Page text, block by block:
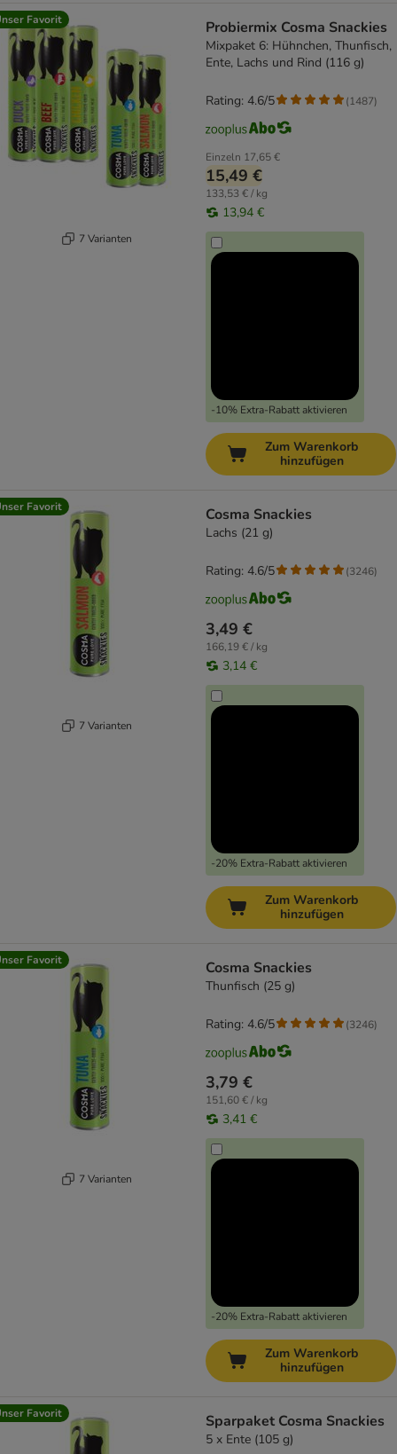
Favorit
7 Varianten
Probiermix Cosma Snackies
Mixpaket 6: Hühnchen, Thunfisch,
Ente, Lachs und Rind (116 g)
Einzeln 17,65 €
15,49 €
133,53 € / kg
13,94 €
-10% Extra-Rabatt aktivieren
Rating: 4.6/5 (1487)
Zum Warenkorb
hinzufügen
Favorit
7 Varianten
Cosma Snackies
Lachs (21 g)
3,49 €
166,19 € / kg
3,14 €
-20% Extra-Rabatt aktivieren
Rating: 4.6/5 (3246)
Zum Warenkorb
hinzufügen
Favorit
7 Varianten
Cosma Snackies
Thunfisch (25 g)
3,79 €
151,60 € / kg
3,41 €
-20% Extra-Rabatt aktivieren
Rating: 4.6/5 (3246)
Zum Warenkorb
hinzufügen
Favorit Sparpaket Cosma Snackies
5 x Ente (105 g)